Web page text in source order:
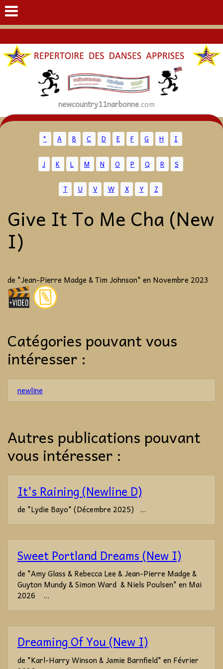
newcountry11narbonne.com
* A B C D E F G H I
J K L M N O P Q R S
T U V W X Y Z
Give It To Me Cha (New
I)
de "Jean-Pierre Madge & Tim Johnson" en Novembre 2023
Catégories pouvant vous
intéresser :
newline
Autres publications pouvant
vous intéresser :
It's Raining (Newline D)
de "Lydie Bayo" (Décembre 2025) ...
Sweet Portland Dreams (New I)
de "Amy Glass & Rebecca Lee & Jean-Pierre Madge &
Guyton Mundy & Simon Ward & Niels Poulsen" en Mai
2026 ...
Dreaming Of You (New I)
de "Karl-Harry Winson & Jamie Barnfield" en Février